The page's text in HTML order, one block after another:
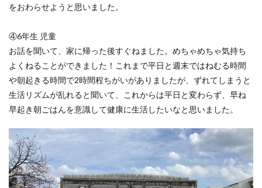
をおわらせようと思いました。
④6年生 児童
お話を聞いて、家に帰った後すぐねました。めちゃめちゃ気持ち
よくねることができました！これまで平日と週末ではねむる時間
や朝起きる時間で2時間程ちがいがありましたが、ずれてしまうと
生活リズムが乱れると聞いて、これからは平日と変わらず、早ね
早起き朝ごはんを意識して健康に生活したいなと思いました。